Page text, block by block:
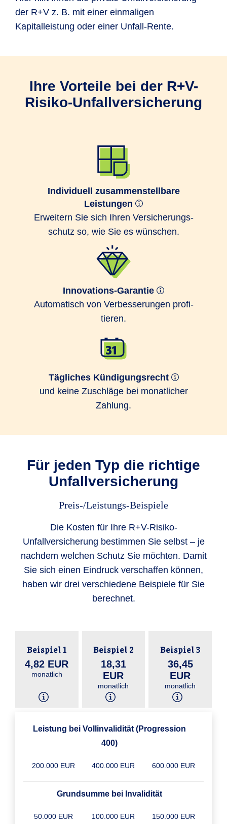
der R+V z. B. mit einer einmaligen
Kapitalleistung oder einer Unfall-Rente.
Ihre Vorteile bei der R+V-
Risiko-Unfallversicherung
Individuell zusammenstellbare
Leistungen
Erweitern Sie sich Ihren Ver­sicherungs­
schutz so, wie Sie es wünschen.
Innovations-Garantie
Auto­matisch von Ver­bes­serungen profi­
tieren.
Tägliches Kündigungsrecht
und keine Zuschläge bei monatlicher
Zahlung.
Für jeden Typ die richtige
Unfallversicherung
Preis-/Leistungs-Beispiele
Die Kosten für Ihre R+V-Risiko-
Unfallversicherung bestimmen Sie selbst – je
nachdem welchen Schutz Sie möchten. Damit
Sie sich einen Eindruck verschaffen können,
haben wir drei verschiedene Beispiele für Sie
berechnet.
Beispiel 1
4,82 EUR
monatlich
Beispiel 2
18,31
EUR
monatlich
Beispiel 3
36,45
EUR
monatlich
Leistung bei Vollinvalidität (Progression
400)
200.000 EUR 400.000 EUR 600.000 EUR
Grundsumme bei Invalidität
50.000 EUR 100.000 EUR 150.000 EUR